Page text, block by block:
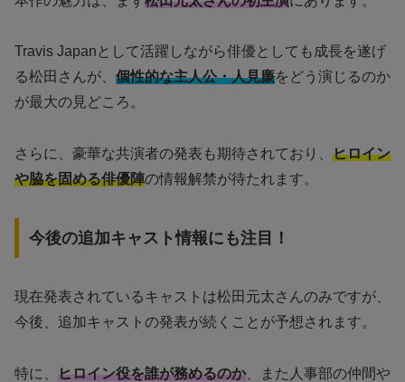
Travis Japanとして活躍しながら俳優としても成長を遂げ
る松田さんが、 個性的な主人公・人見廉をどう演じるのか
が最大の見どころ。
さらに、豪華な共演者の発表も期待されており、 ヒロイン
や脇を固める俳優陣の情報解禁が待たれます。
今後の追加キャスト情報にも注目！
現在発表されているキャストは松田元太さんのみですが、
今後、追加キャストの発表が続くことが予想されます。
特に、 ヒロイン役を誰が務めるのか 、また人事部の仲間や